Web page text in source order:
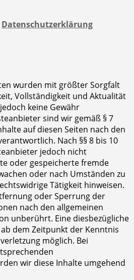
Datenschutzerklärung
wurden mit größter Sorgfalt
Vollständigkeit und Aktualität
keine Gewähr
sind wir gemäß § 7
auf diesen Seiten nach den
Nach §§ 8 bis 10
jedoch nicht
oder gespeicherte fremde
oder nach Umständen zu
Tätigkeit hinweisen.
oder Sperrung der
nach den allgemeinen
unberührt. Eine diesbezügliche
dem Zeitpunkt der Kenntnis
möglich. Bei
wir diese Inhalte umgehend